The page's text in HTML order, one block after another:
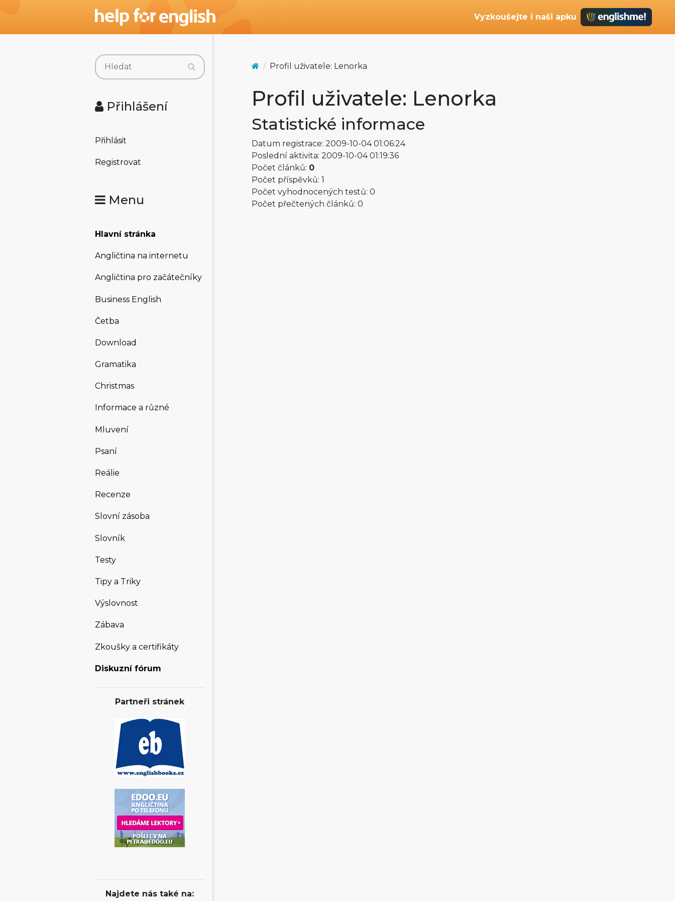
Vyzkoušejte i naši apku
Přihlášení
Přihlásit
Registrovat
Menu
Hlavní stránka
Angličtina na internetu
Angličtina pro začátečníky
Business English
Četba
Download
Gramatika
Christmas
Informace a různé
Mluvení
Psaní
Reálie
Recenze
Slovní zásoba
Slovník
Testy
Tipy a Triky
Výslovnost
Zábava
Zkoušky a certifikáty
Diskuzní fórum
Partneři stránek
Najdete nás také na:
Profil uživatele: Lenorka
Profil uživatele: Lenorka
Statistické informace
Datum registrace: 2009-10-04 01:06:24
Poslední aktivita: 2009-10-04 01:19:36
Počet článků: 0
Počet příspěvků: 1
Počet vyhodnocených testů: 0
Počet přečtených článků: 0